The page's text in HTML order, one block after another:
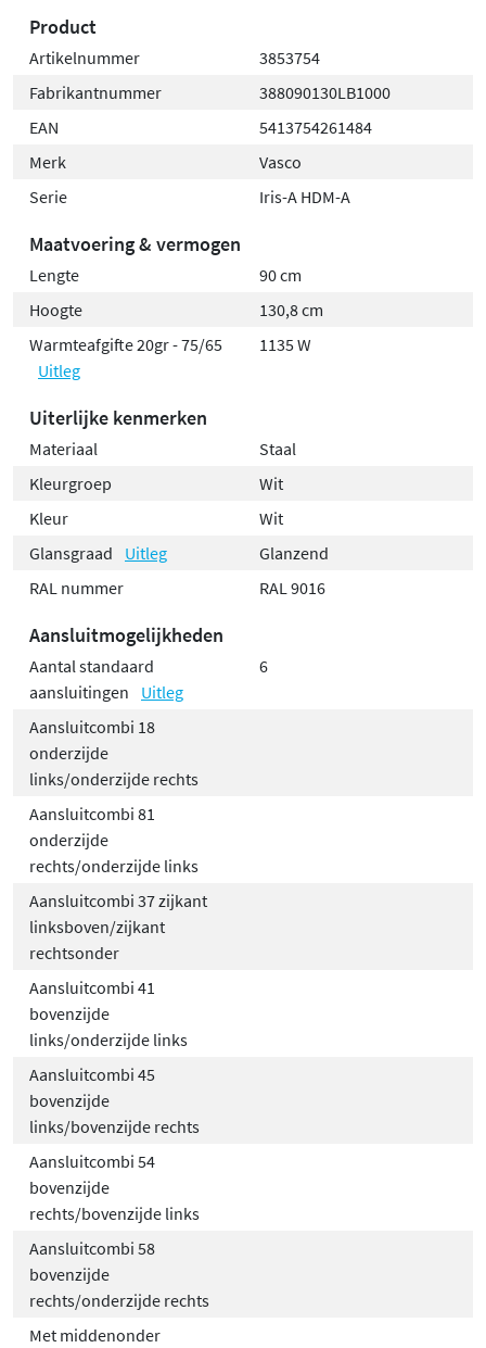
Product
Artikelnummer
3853754
Fabrikantnummer
388090130LB1000
EAN
5413754261484
Merk
Vasco
Serie
Iris-A HDM-A
Maatvoering & vermogen
Lengte
90 cm
Hoogte
130,8 cm
Warmteafgifte 20gr - 75/65
Uitleg
1135 W
Uiterlijke kenmerken
Materiaal
Staal
Kleurgroep
Wit
Kleur
Wit
Glansgraad
Uitleg
Glanzend
RAL nummer
RAL 9016
Aansluitmogelijkheden
Aantal standaard
aansluitingen
Uitleg
6
Aansluitcombi 18
onderzijde
links/onderzijde rechts
Aansluitcombi 81
onderzijde
rechts/onderzijde links
Aansluitcombi 37 zijkant
linksboven/zijkant
rechtsonder
Aansluitcombi 41
bovenzijde
links/onderzijde links
Aansluitcombi 45
bovenzijde
links/bovenzijde rechts
Aansluitcombi 54
bovenzijde
rechts/bovenzijde links
Aansluitcombi 58
bovenzijde
rechts/onderzijde rechts
Met middenonder